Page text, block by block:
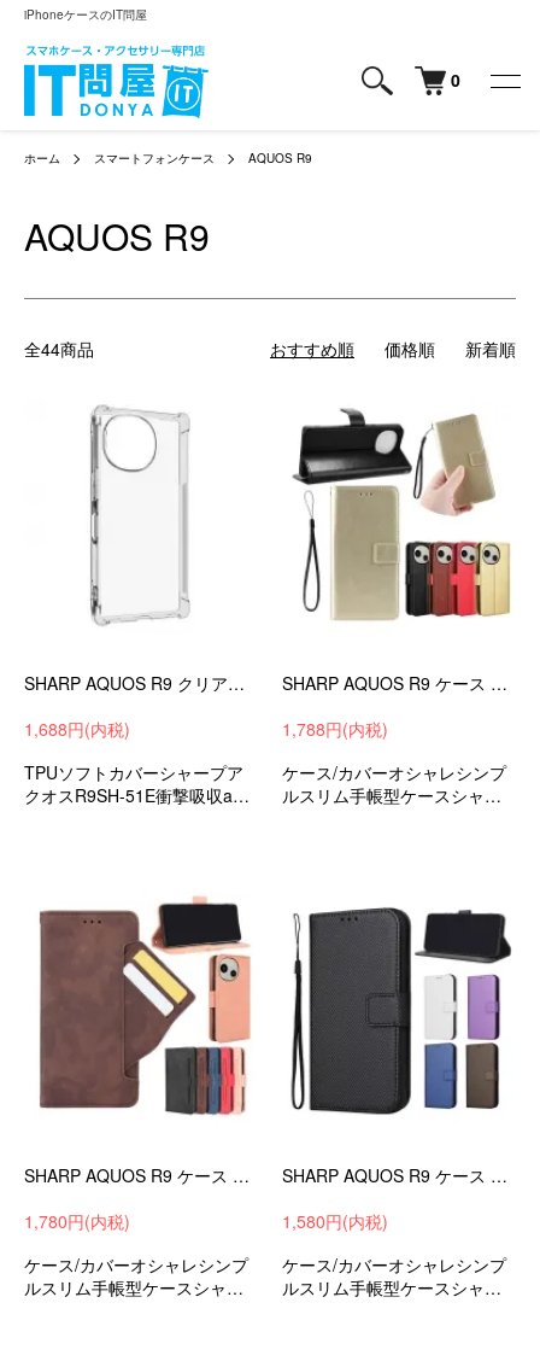
iPhoneケースのIT問屋
0
ホーム スマートフォンケース AQUOS R9
AQUOS R9
全44商品 おすすめ順 価格順 新着順
SHARP AQUOS R9 クリアケース SH-51E 耐衝撃 カバー シンプル クリア 透明 角 保護 コーナーバンパー TPU ソフトケース
1,688円(内税)
TPUソフトカバーシャープア
クオスR9SH-51E衝撃吸収andr
SHARP AQUOS R9 ケース 手帳型 カバー PUレザー 手帳型PUレザーケース スタンド機能 カード収納 紐 ストラップ付き
1,788円(内税)
ケース/カバーオシャレシンプ
ルスリム手帳型ケースシャー
SHARP AQUOS R9 ケース 手帳型 カバー PUレザー 手帳型PUレザーケース スタンド機能 カード収納 シャープ アクオス R9 SH-51E
1,780円(内税)
ケース/カバーオシャレシンプ
ルスリム手帳型ケースシャー
SHARP AQUOS R9 ケース 手帳型 カバー PUレザー 手帳型PUレザーケース スタンド機能 カード収納 紐 ストラップ付き
1,580円(内税)
ケース/カバーオシャレシンプ
ルスリム手帳型ケースシャー